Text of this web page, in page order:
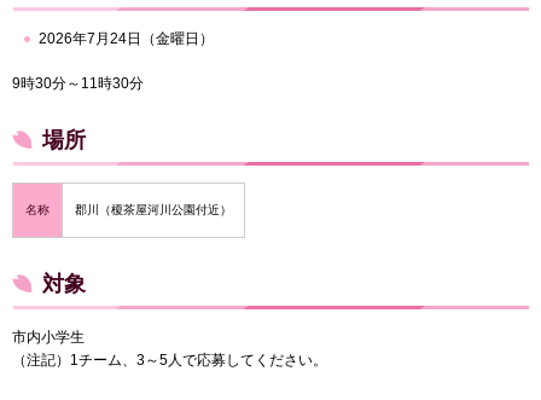
2026年7月24日（金曜日）
9時30分～11時30分
場所
名称 郡川（榎茶屋河川公園付近）
対象
市内小学生
（注記）1チーム、3～5人で応募してください。